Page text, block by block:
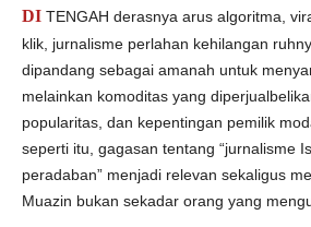
DI TENGAH derasnya arus algoritma,
klik, jurnalisme perlahan kehilangan
dipandang sebagai amanah untuk
melainkan komoditas yang
popularitas, dan kepentingan pemilik
seperti itu, gagasan tentang “jurnalisme
peradaban” menjadi relevan sekaligus
Muazin bukan sekadar orang yang